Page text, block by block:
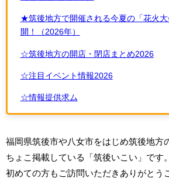
★筑後地方で開催される今夏の「花火
開！（2026年）
☆筑後地方の開店・閉店まとめ2026
☆注目イベント情報2026
☆情報提供求ム
福岡県筑後市や八女市をはじめ筑後地方
ちょこ掲載している「筑後いこい」です
初めての方もご訪問いただきありがとう